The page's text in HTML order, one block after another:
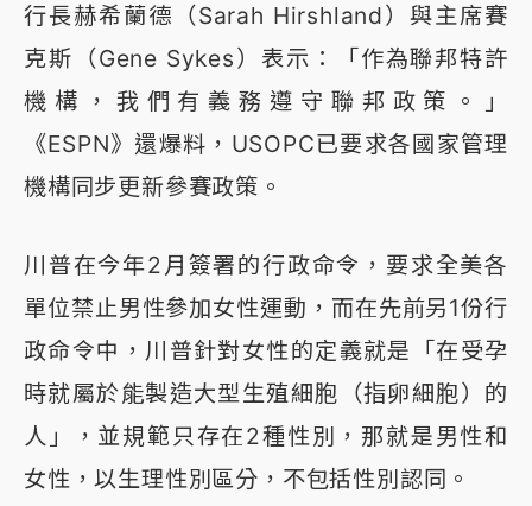
行長赫希蘭德（Sarah Hirshland）與主席賽
克斯（Gene Sykes）表示：「作為聯邦特許
機構，我們有義務遵守聯邦政策。」
《ESPN》還爆料，USOPC已要求各國家管理
機構同步更新參賽政策。
川普在今年2月簽署的行政命令，要求全美各
單位禁止男性參加女性運動，而在先前另1份行
政命令中，川普針對女性的定義就是「在受孕
時就屬於能製造大型生殖細胞（指卵細胞）的
人」，並規範只存在2種性別，那就是男性和
女性，以生理性別區分，不包括性別認同。